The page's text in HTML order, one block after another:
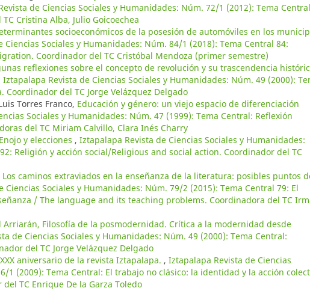
de Ciencias Sociales y Humanidades: Núm. 72/1 (2012): Tema
Cristina Alba, Julio Goicoechea
socioeconómicos de la posesión de automóviles en los
Ciencias Sociales y Humanidades: Núm. 84/1 (2018): Tema Central 84:
Coordinador del TC Cristóbal Mendoza (primer semestre)
reflexiones sobre el concepto de revolución y su trascendencia
Iztapalapa Revista de Ciencias Sociales y Humanidades: Núm. 49 (2000):
Coordinador del TC Jorge Velázquez Delgado
Torres Franco, Educación y género: un viejo espacio de diferenciación
Sociales y Humanidades: Núm. 47 (1999): Tema Central: Reflexión
del TC Miriam Calvillo, Clara Inés Charry
Enojo y elecciones , Iztapalapa Revista de Ciencias Sociales y Humanidades:
Religión y acción social/Religious and social action. Coordinador del TC
Los caminos extraviados en la enseñanza de la literatura: posibles puntos
Ciencias Sociales y Humanidades: Núm. 79/2 (2015): Tema Central 79: El
/ The language and its teaching problems. Coordinadora del TC
Arriarán, Filosofía de la posmodernidad. Crítica a la modernidad desde
de Ciencias Sociales y Humanidades: Núm. 49 (2000): Tema Central:
del TC Jorge Velázquez Delgado
aniversario de la revista Iztapalapa. , Iztapalapa Revista de Ciencias
1 (2009): Tema Central: El trabajo no clásico: la identidad y la acción
TC Enrique De la Garza Toledo